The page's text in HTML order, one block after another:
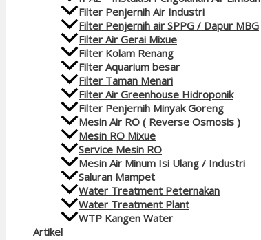
Filter Penjernih Air Industri
Filter Penjernih air SPPG / Dapur MBG
Filter Air Gerai Mixue
Filter Kolam Renang
Filter Aquarium besar
Filter Taman Menari
Filter Air Greenhouse Hidroponik
Filter Penjernih Minyak Goreng
Mesin Air RO ( Reverse Osmosis )
Mesin RO Mixue
Service Mesin RO
Mesin Air Minum Isi Ulang / Industri
Saluran Mampet
Water Treatment Peternakan
Water Treatment Plant
WTP Kangen Water
Artikel